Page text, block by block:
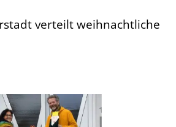
verteilt weihnachtliche